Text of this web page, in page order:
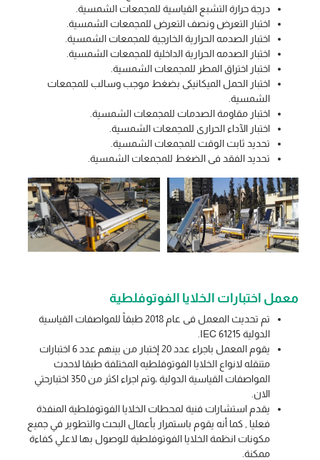
درجة حرارة التشبع القياسية للمجمعات الشمسية.
اختبار التعرض ونصف التعرض للمجمعات الشمسية.
اختبار الصدمه الحرارية الخارجية للمجمعات الشمسية.
اختبار الصدمه الحرارية الداخلية للمجمعات الشمسية.
اختبار اختراق المطر للمجمعات الشمسية.
اختبار الحمل الميكانيكى بضغط موجب وسالب للمجمعات
الشمسية.
اختبار مقاومة الصدمات للمجمعات الشمسية.
اختبار الآداء الحرارى للمجمعات الشمسية.
تحديد ثابت الوقت للمجمعات الشمسية.
تحديد الفقد فى الضغط للمجمعات الشمسية.
معمل اختبارات الخلايا الفوتوفلطية
تم تحديث المعمل فى عام 2018 طبقاً للمواصفات القياسية
الدولية IEC 61215.
يقوم المعمل باجراء عدد 20 إختبار من بينهم عدد 6 اختبارات
متنقله لانواع الخلايا الفوتوفلطيه المختلفة طبقا لاحدث
المواصفات القياسية الدولية ،وتم اجراء اكثر من 350 اختبارحتي
الان.
يقدم استشارات فنية لمحطات الخلايا الفوتوفلطية المنفذة
فعليا , كما أنه يقوم باستمرار بأعمال البحث والتطوير في جميع
مكونات انظمة الخلايا الفوتوفلطية للوصول بها لاعلي كفاءة
ممكنة.